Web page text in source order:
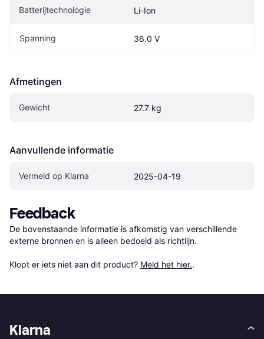
Batterijtechnologie Li-Ion
Spanning 36.0 V
Afmetingen
Gewicht 27.7 kg
Aanvullende informatie
Vermeld op Klarna 2025-04-19
Feedback
De bovenstaande informatie is afkomstig van verschillende
externe bronnen en is alleen bedoeld als richtlijn.
Klopt er iets niet aan dit product? Meld het hier..
Klarna